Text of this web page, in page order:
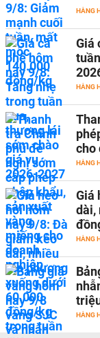
HÀNG
Giá
HÀNG
cho
HÀNG
Giá
dài,
HÀNG
HÀNG